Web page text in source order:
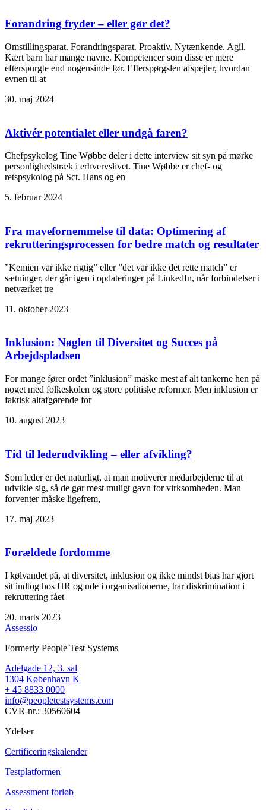
Forandring fryder – eller gør det?
Omstillingsparat. Forandringsparat. Proaktiv. Nytænkende. Agil.
Kært barn har mange navne. Kompetencer som disse er mere
efterspurgte end nogensinde før. Efterspørgslen afspejler, hvordan
evnen til at
30. maj 2024
Aktivér potentialet eller undgå faren?
Chefpsykolog Tine Wøbbe deler i dette interview sit syn på mørke
personlighedstræk i erhvervslivet. Tine Wøbbe er chef- og
retspsykolog på Sct. Hans og en
5. februar 2024
Fra mavefornemmelse til data: Optimering af
rekrutteringsprocessen for bedre match og resultater
”Kemien var ikke rigtig” eller ”det var ikke det rette match” er
sætninger, der går igen i opdateringer på LinkedIn, når forbindelser i
netværket tre
11. oktober 2023
Inklusion: Nøglen til Diversitet og Succes på
Arbejdspladsen
For mange fører ordet ”inklusion” måske mest af alt tankerne hen på
noget med folkeskolen og store politiske reformer. Men inklusion er
faktisk altafgørende for
10. august 2023
Tid til lederudvikling – eller afvikling?
Som leder er det naturligt, at man motiverer medarbejderne til at
udvikle sig, så de gør mest muligt gavn for virksomheden. Man
forventer måske ligefrem,
17. maj 2023
Forældede fordomme
I kølvandet på, at diversitet, inklusion og ikke mindst bias har gjort
sit indtog hos HR og ude i organisationerne, har diskrimination i
rekruttering fået
20. marts 2023
Assessio
Formerly People Test Systems
Adelgade 12, 3. sal
1304 København K
+ 45 8833 0000
info@peopletestsystems.com
CVR-nr.: 30560604
Ydelser
Certificeringskalender
Testplatformen
Assessment forløb